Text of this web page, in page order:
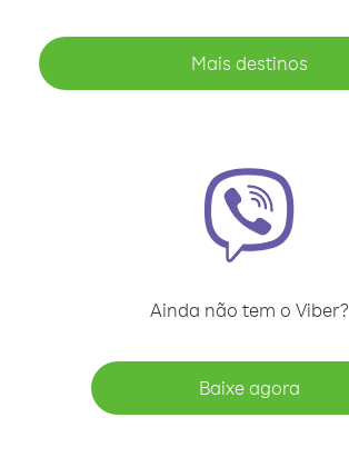
Mais destinos
Ainda não tem o Viber?
Baixe agora